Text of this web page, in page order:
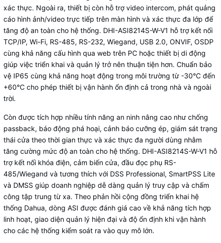
xác thực. Ngoài ra, thiết bị còn hỗ trợ video intercom, phát quảng
cáo hình ảnh/video trực tiếp trên màn hình và xác thực đa lớp để
tăng độ an toàn cho hệ thống. DHI-ASI8214S-W-V1 hỗ trợ kết nối
TCP/IP, Wi-Fi, RS-485, RS-232, Wiegand, USB 2.0, ONVIF, OSDP
cùng khả năng cấu hình qua web trên PC hoặc thiết bị di động
giúp việc triển khai và quản lý trở nên thuận tiện hơn. Chuẩn bảo
vệ IP65 cùng khả năng hoạt động trong môi trường từ -30°C đến
+60°C cho phép thiết bị vận hành ổn định cả trong nhà và ngoài
trời.
Còn được tích hợp nhiều tính năng an ninh nâng cao như chống
passback, báo động phá hoại, cảnh báo cưỡng ép, giám sát trạng
thái cửa theo thời gian thực và xác thực đa người dùng nhằm
tăng cường mức độ an toàn cho hệ thống. DHI-ASI8214S-W-V1 hỗ
trợ kết nối khóa điện, cảm biến cửa, đầu đọc phụ RS-
485/Wiegand và tương thích với DSS Professional, SmartPSS Lite
và DMSS giúp doanh nghiệp dễ dàng quản lý truy cập và chấm
công tập trung từ xa. Theo phản hồi cộng đồng triển khai hệ
thống Dahua, dòng ASI được đánh giá cao về khả năng tích hợp
linh hoạt, giao diện quản lý hiện đại và độ ổn định khi vận hành
cho các hệ thống kiểm soát ra vào quy mô lớn.